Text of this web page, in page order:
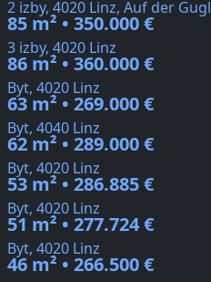
2 izby, 4020 Linz, Auf der Gugl
85 m² • 350.000 €
3 izby, 4020 Linz
86 m² • 360.000 €
Byt, 4020 Linz
63 m² • 269.000 €
Byt, 4040 Linz
62 m² • 289.000 €
Byt, 4020 Linz
53 m² • 286.885 €
Byt, 4020 Linz
51 m² • 277.724 €
Byt, 4020 Linz
46 m² • 266.500 €